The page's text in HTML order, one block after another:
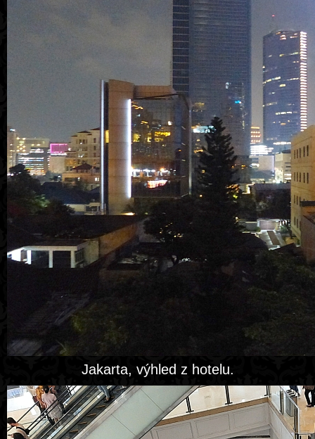
Jakarta, výhled z hotelu.